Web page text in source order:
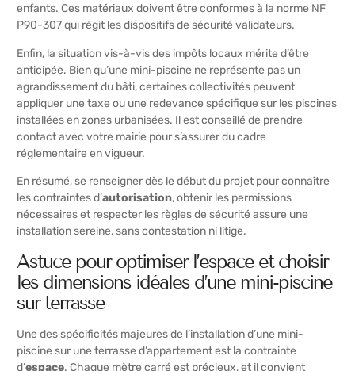
enfants. Ces matériaux doivent être conformes à la norme NF
P90-307 qui régit les dispositifs de sécurité validateurs.
Enfin, la situation vis-à-vis des impôts locaux mérite d’être
anticipée. Bien qu’une mini-piscine ne représente pas un
agrandissement du bâti, certaines collectivités peuvent
appliquer une taxe ou une redevance spécifique sur les piscines
installées en zones urbanisées. Il est conseillé de prendre
contact avec votre mairie pour s’assurer du cadre
réglementaire en vigueur.
En résumé, se renseigner dès le début du projet pour connaître
les contraintes d’autorisation, obtenir les permissions
nécessaires et respecter les règles de sécurité assure une
installation sereine, sans contestation ni litige.
Astuce pour optimiser l’espace et choisir
les dimensions idéales d’une mini-piscine
sur terrasse
Une des spécificités majeures de l’installation d’une mini-
piscine sur une terrasse d’appartement est la contrainte
d’espace. Chaque mètre carré est précieux, et il convient